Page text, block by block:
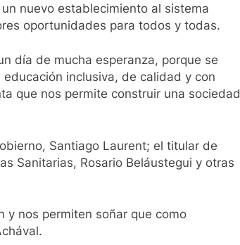
nuevo establecimiento al sistema
oportunidades para todos y todas.
día de mucha esperanza, porque se
inclusiva, de calidad y con
que nos permite construir una sociedad
Santiago Laurent; el titular de
Sanitarias, Rosario Beláustegui y otras
y nos permiten soñar que como